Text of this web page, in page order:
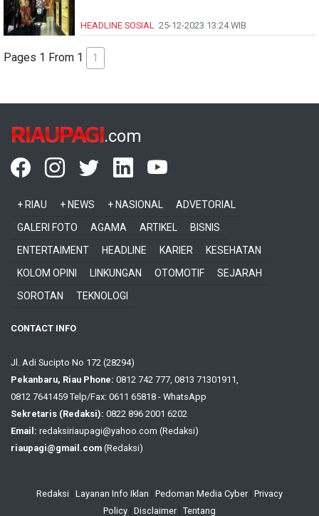
HEADLINE SOSIAL 25-12-2023 13:24 WIB
Pages 1 From 1 1
RIAUPAGI.com
+ RIAU + NEWS + NASIONAL
ADVETORIAL
GALERI FOTO
AGAMA ARTIKEL
BISNIS
ENTERTAIMENT
HEADLINE KARIER
KESEHATAN
KOLOM OPINI
LINKUNGAN OTOMOTIF
SEJARAH
SOROTAN
TEKNOLOGI
CONTACT INFO
Jl. Adi Sucipto No 172 (28294)
Pekanbaru, Riau Phone: 0812 742 777, 0813 71301911,
0812 7641459 Telp/Fax: 0611 65818 - WhatsApp
Sekretaris (Redaksi): 0822 896 2001 6202
Email: redaksiriaupagi@yahoo.com (Redaksi)
riaupagi@gmail.com (Redaksi)
Redaksi Layanan Info Iklan Pedoman Media Cyber Privacy
Policy Disclaimer Tentang